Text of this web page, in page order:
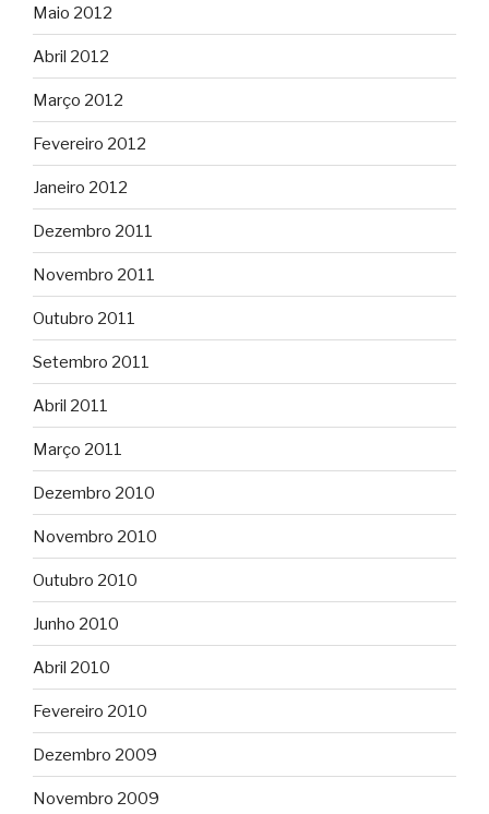
Maio 2012
Abril 2012
Março 2012
Fevereiro 2012
Janeiro 2012
Dezembro 2011
Novembro 2011
Outubro 2011
Setembro 2011
Abril 2011
Março 2011
Dezembro 2010
Novembro 2010
Outubro 2010
Junho 2010
Abril 2010
Fevereiro 2010
Dezembro 2009
Novembro 2009